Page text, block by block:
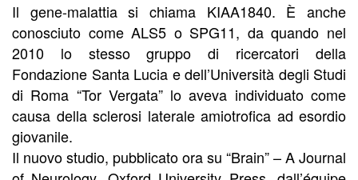
Il gene-malattia si chiama KIAA1840. È anche
conosciuto come ALS5 o SPG11, da quando nel
2010 lo stesso gruppo di ricercatori della
Fondazione Santa Lucia e dell’Università degli Studi
di Roma “Tor Vergata” lo aveva individuato come
causa della sclerosi laterale amiotrofica ad esordio
giovanile.
Il nuovo studio, pubblicato ora su “Brain” – A Journal